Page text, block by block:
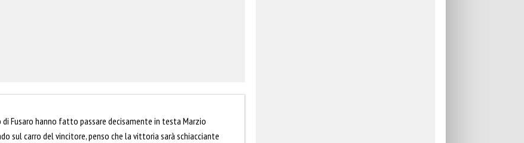
Fusaro hanno fatto passare decisamente in testa Marzio
sul carro del vincitore, penso che la vittoria sarà schiacciante